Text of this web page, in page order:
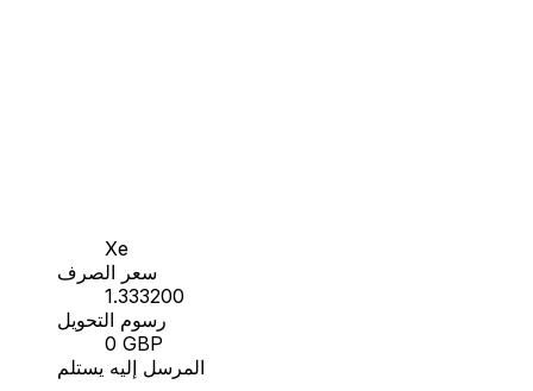
Xe
سعر الصرف
1.333200
رسوم التحويل
0 GBP
المرسل إليه يستلم